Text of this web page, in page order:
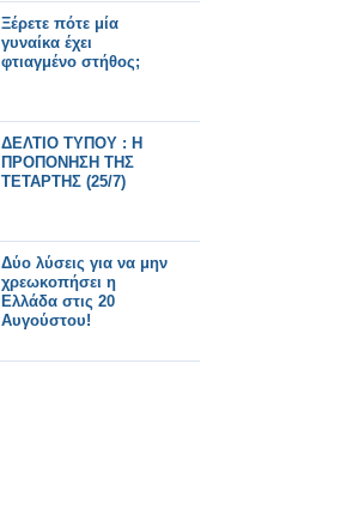
Ξέρετε πότε μία
γυναίκα έχει
φτιαγμένο στήθος;
ΔΕΛΤΙΟ ΤΥΠΟΥ : Η
ΠΡΟΠΟΝΗΣΗ ΤΗΣ
ΤΕΤΑΡΤΗΣ (25/7)
Δύο λύσεις για να μην
χρεωκοπήσει η
Ελλάδα στις 20
Αυγούστου!